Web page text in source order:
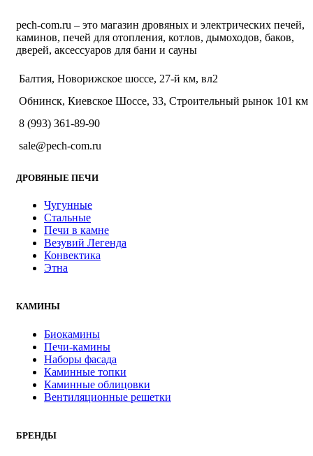
pech-com.ru – это магазин дровяных и электрических печей,
каминов, печей для отопления, котлов, дымоходов, баков,
дверей, аксессуаров для бани и сауны
Балтия, Новорижское шоссе, 27-й км, вл2
Обнинск, Киевское Шоссе, 33, Строительный рынок 101 км
8 (993) 361-89-90
sale@pech-com.ru
ДРОВЯНЫЕ ПЕЧИ
Чугунные
Стальные
Печи в камне
Везувий Легенда
Конвектика
Этна
КАМИНЫ
Биокамины
Печи-камины
Наборы фасада
Каминные топки
Каминные облицовки
Вентиляционные решетки
БРЕНДЫ